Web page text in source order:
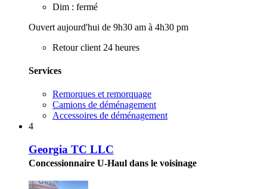
Dim : fermé
Ouvert aujourd'hui de 9h30 am à 4h30 pm
Retour client 24 heures
Services
Remorques et remorquage
Camions de déménagement
Accessoires de déménagement
4
Georgia TC LLC
Concessionnaire U-Haul dans le voisinage